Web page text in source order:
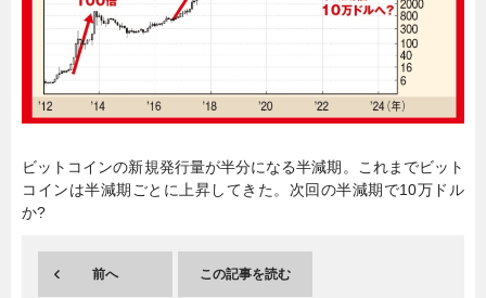
ビットコインの新規発行量が半分になる半減期。これまでビット
コインは半減期ごとに上昇してきた。次回の半減期で10万ドル
か?
前へ この記事を読む